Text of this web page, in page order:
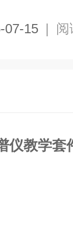
07-15 | 阅
仪教学套